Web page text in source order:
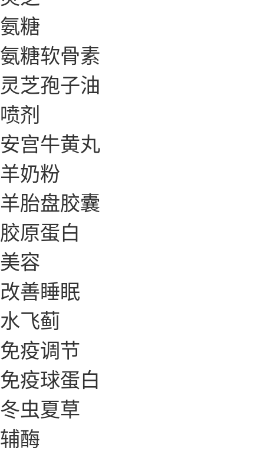
氨糖
氨糖软骨素
灵芝孢子油
喷剂
安宫牛黄丸
羊奶粉
羊胎盘胶囊
胶原蛋白
美容
改善睡眠
水飞蓟
免疫调节
免疫球蛋白
冬虫夏草
辅酶